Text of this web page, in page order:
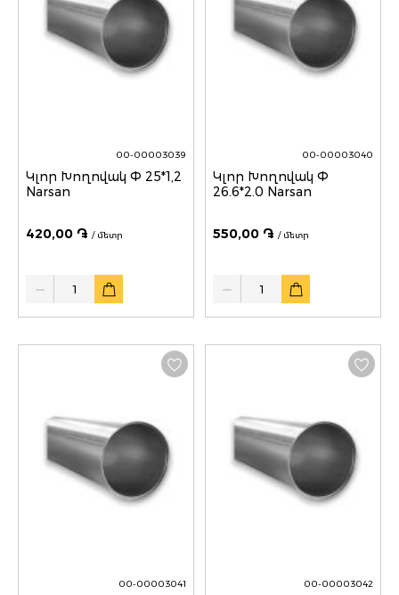
00-00003039
Կլոր Խողովակ Փ 25*1,2
Narsan
420,00 ֏ / մետր
00-00003040
Կլոր Խողովակ Փ
26.6*2.0 Narsan
550,00 ֏ / մետր
00-00003041 00-00003042